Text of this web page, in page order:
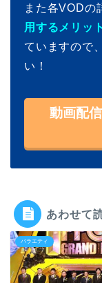
また各VODの
用するメリッ
ていますので
い！
動画配
あわせて
バラエティ